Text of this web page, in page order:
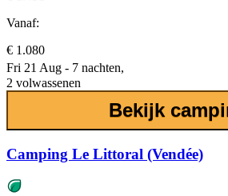
Vanaf:
€ 1.080
Fri 21 Aug - 7 nachten,
2 volwassenen
Bekijk
Camping Le Littoral (Vendée)